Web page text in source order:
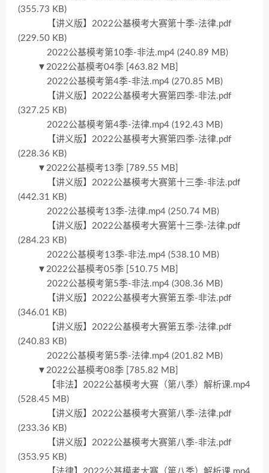
(355.73 KB)
【讲义版】2022公基模考大赛第十季-法律.pdf
(229.50 KB)
2022公基模考第10季-非法.mp4 (240.89 MB)
▼2022公基模考04季 [463.82 MB]
2022公基模考第4季-非法.mp4 (270.85 MB)
【讲义版】2022公基模考大赛第四季-非法.pdf
(327.25 KB)
2022公基模考第4季-法律.mp4 (192.43 MB)
【讲义版】2022公基模考大赛第四季-法律.pdf
(228.36 KB)
▼2022公基模考13季 [789.55 MB]
【讲义版】2022公基模考大赛第十三季-非法.pdf
(442.31 KB)
2022公基模考13季-法律.mp4 (250.74 MB)
【讲义版】2022公基模考大赛第十三季-法律.pdf
(284.23 KB)
2022公基模考13季-非法.mp4 (538.10 MB)
▼2022公基模考05季 [510.75 MB]
2022公基模考第5季-非法.mp4 (308.36 MB)
【讲义版】2022公基模考大赛第五季-非法.pdf
(346.01 KB)
【讲义版】2022公基模考大赛第五季-法律.pdf
(240.83 KB)
2022公基模考第5季-法律.mp4 (201.82 MB)
▼2022公基模考08季 [785.82 MB]
【非法】2022公基模考大赛（第八季）解析课.mp4
(528.45 MB)
【讲义版】2022公基模考大赛第八季-法律.pdf
(233.36 KB)
【讲义版】2022公基模考大赛第八季-非法.pdf
(353.95 KB)